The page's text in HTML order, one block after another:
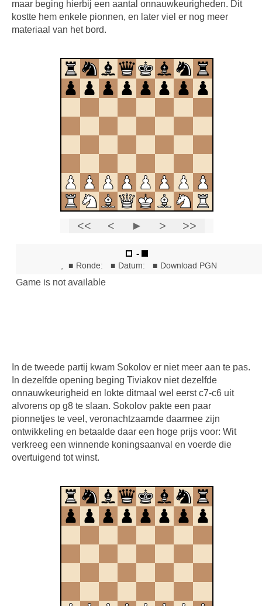
maar beging hierbij een aantal onnauwkeurigheden. Dit
kostte hem enkele pionnen, en later viel er nog meer
materiaal van het bord.
In de tweede partij kwam Sokolov er niet meer aan te pas.
In dezelfde opening beging Tiviakov niet dezelfde
onnauwkeurigheid en lokte ditmaal wel eerst c7-c6 uit
alvorens op g8 te slaan. Sokolov pakte een paar
pionnetjes te veel, veronachtzaamde daarmee zijn
ontwikkeling en betaalde daar een hoge prijs voor: Wit
verkreeg een winnende koningsaanval en voerde die
overtuigend tot winst.